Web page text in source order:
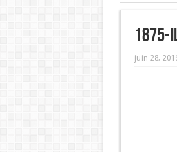
juin 28,